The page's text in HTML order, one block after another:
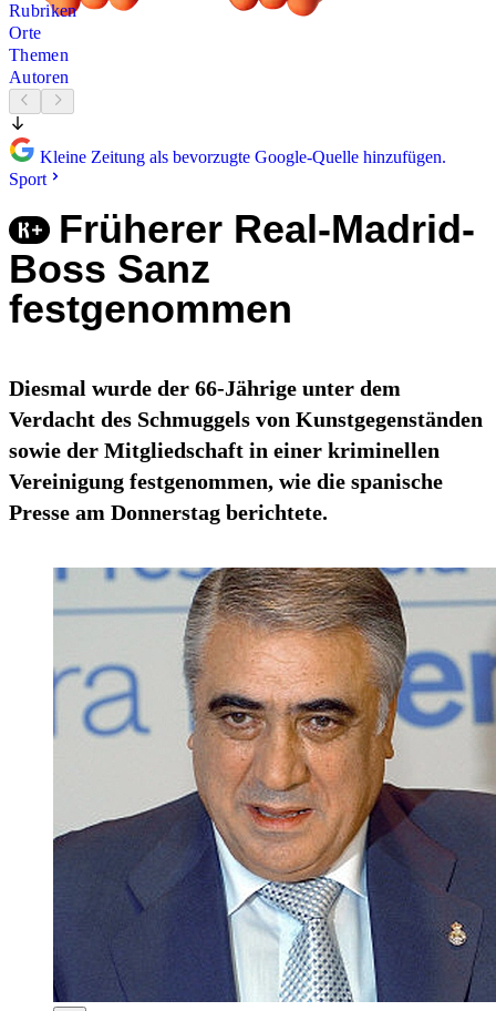
Rubriken
Orte
Themen
Autoren
Kleine Zeitung als bevorzugte Google-Quelle hinzufügen.
Sport
Früherer Real-Madrid-
Boss Sanz
festgenommen
Diesmal wurde der 66-Jährige unter dem
Verdacht des Schmuggels von Kunstgegenständen
sowie der Mitgliedschaft in einer kriminellen
Vereinigung festgenommen, wie die spanische
Presse am Donnerstag berichtete.